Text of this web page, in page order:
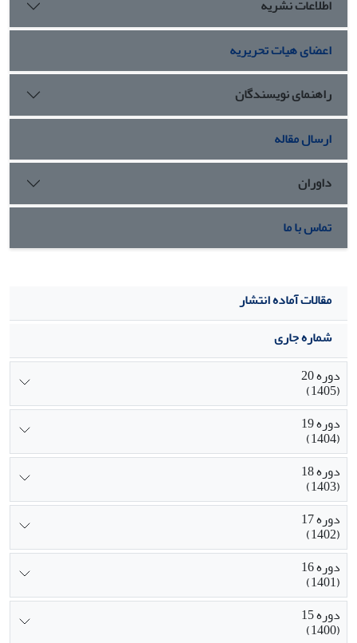
اطلاعات نشریه
اعضای هیات تحریریه
راهنمای نویسندگان
ارسال مقاله
داوران
تماس با ما
مقالات آماده انتشار
شماره جاری
دوره 20
(1405)
دوره 19
(1404)
دوره 18
(1403)
دوره 17
(1402)
دوره 16
(1401)
دوره 15
(1400)